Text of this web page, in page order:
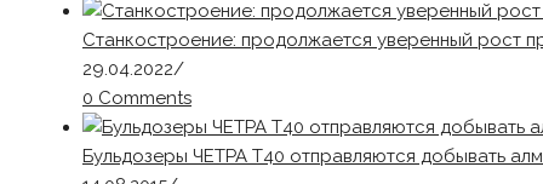
Станкостроение: продолжается уверенный рост
29.04.2022/
0 Comments
Бульдозеры ЧЕТРА Т40 отправляются добывать